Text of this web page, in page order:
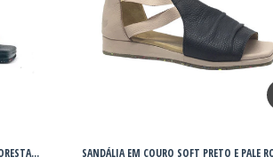
SANDÁLIA EM COURO SOFT PRETO E PALE